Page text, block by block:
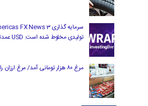
تولیدی مخلوط شده است. USD عمدتا پایین.
مرغ ۸۰ هزار تومانی آمد/ مرغ ارزان را از کجا بخریم؟